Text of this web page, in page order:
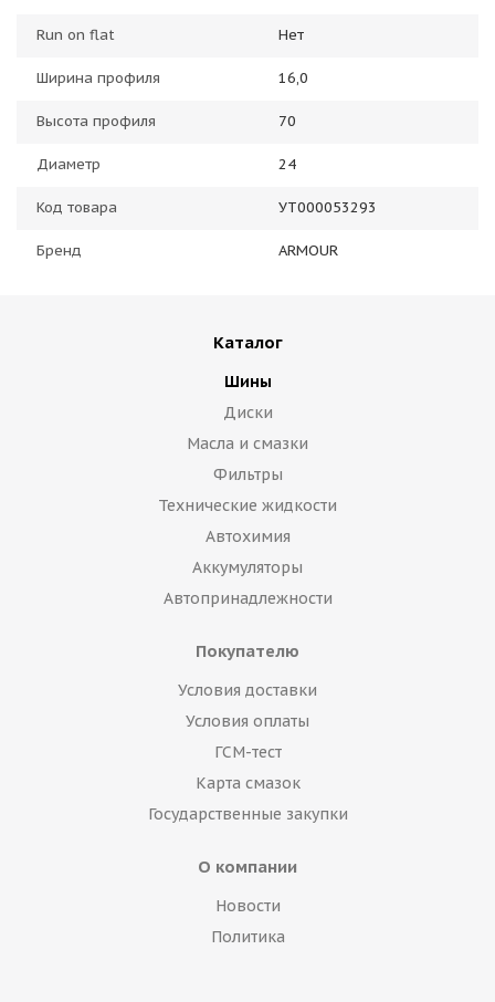
Run on flat Нет
Ширина профиля 16,0
Высота профиля 70
Диаметр 24
Код товара УТ000053293
Бренд ARMOUR
Каталог
Шины
Диски
Масла и смазки
Фильтры
Технические жидкости
Автохимия
Аккумуляторы
Автопринадлежности
Покупателю
Условия доставки
Условия оплаты
ГСМ-тест
Карта смазок
Государственные закупки
О компании
Новости
Политика